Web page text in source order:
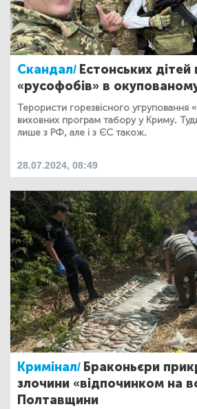
Скандал/ Естонських
«русофобів» в
Терористи горезвісного угруповання
виховних програм табору у Криму.
лише з РФ, але і з ЄС також.
28.07.2024, 08:49
Кримінал/ Браконьєри
злочини «відпочинком на
Полтавщини